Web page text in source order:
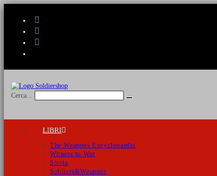
Cerca...
Invia
LIBRI
The Weapons Encyclopaedia
Witness to War
Storia
Soldiers&Weapons